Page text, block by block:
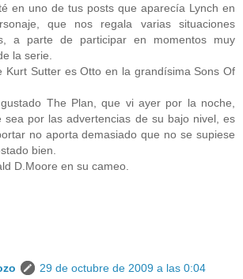
en uno de tus posts que aparecía Lynch en
que nos regala varias situaciones
a parte de participar en momentos muy
la serie.
Kurt Sutter es Otto en la grandísima Sons Of
The Plan, que vi ayer por la noche,
sea por las advertencias de su bajo nivel, es
no aporta demasiado que no se supiese
bien.
D.Moore en su cameo.
29 de octubre de 2009 a las 0:04